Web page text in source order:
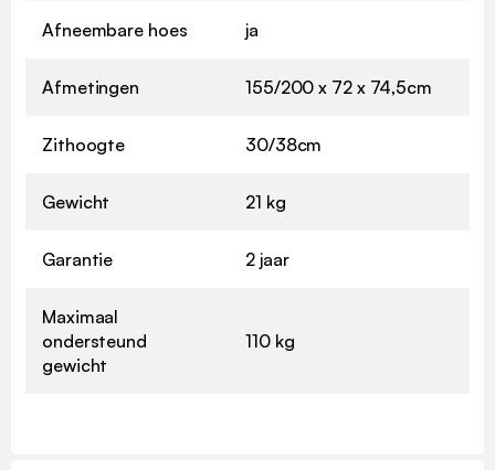
Afneembare hoes ja
Afmetingen 155/200 x 72 x 74,5cm
Zithoogte 30/38cm
Gewicht 21 kg
Garantie 2 jaar
Maximaal
ondersteund
gewicht
110 kg